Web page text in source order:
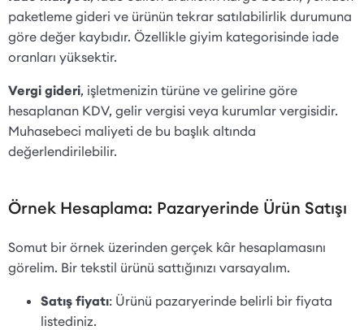
paketleme gideri ve ürünün tekrar satılabilirlik durumuna
göre değer kaybıdır. Özellikle giyim kategorisinde iade
oranları yüksektir.
Vergi gideri, işletmenizin türüne ve gelirine göre
hesaplanan KDV, gelir vergisi veya kurumlar vergisidir.
Muhasebeci maliyeti de bu başlık altında
değerlendirilebilir.
Örnek Hesaplama: Pazaryerinde Ürün Satışı
Somut bir örnek üzerinden gerçek kâr hesaplamasını
görelim. Bir tekstil ürünü sattığınızı varsayalım.
Satış fiyatı: Ürünü pazaryerinde belirli bir fiyata
listediniz.